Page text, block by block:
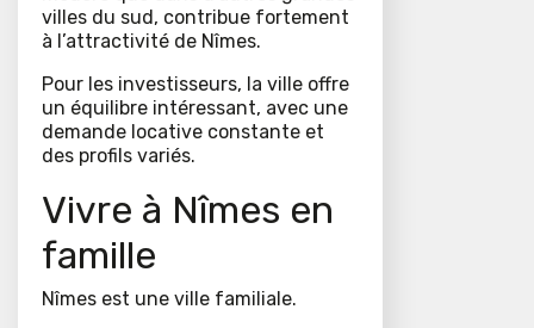
villes du sud, contribue fortement
à l’attractivité de Nîmes.
Pour les investisseurs, la ville offre
un équilibre intéressant, avec une
demande locative constante et
des profils variés.
Vivre à Nîmes en
famille
Nîmes est une ville familiale.